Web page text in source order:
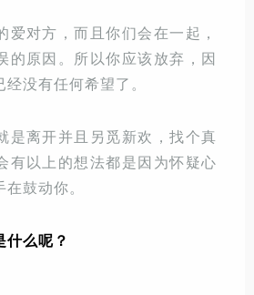
爱对方，而且你们会在一起，
的原因。所以你应该放弃，因
没有任何希望了。
是离开并且另觅新欢，找个真
有以上的想法都是因为怀疑心
鼓动你。
什么呢？